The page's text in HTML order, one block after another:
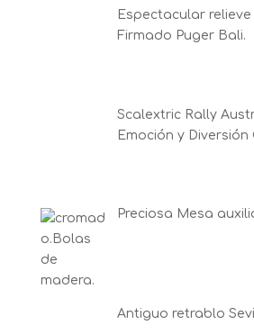
Espectacular
Firmado Puger Bali.
Scalextric Rally
Emoción y
Preciosa Mesa
Antiguo retrablo